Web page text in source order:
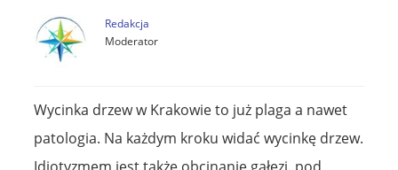
Redakcja
Moderator
Wycinka drzew w Krakowie to już plaga a nawet
patologia. Na każdym kroku widać wycinkę drzew.